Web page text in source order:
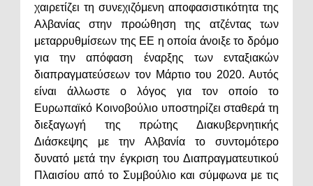
χαιρετίζει τη συνεχιζόμενη αποφασιστικότητα της
Αλβανίας στην προώθηση της ατζέντας των
μεταρρυθμίσεων της ΕΕ η οποία άνοιξε το δρόμο
για την απόφαση έναρξης των ενταξιακών
διαπραγματεύσεων τον Μάρτιο του 2020. Αυτός
είναι άλλωστε ο λόγος για τον οποίο το
Ευρωπαϊκό Κοινοβούλιο υποστηρίζει σταθερά τη
διεξαγωγή της πρώτης Διακυβερνητικής
Διάσκεψης με την Αλβανία το συντομότερο
δυνατό μετά την έγκριση του Διαπραγματευτικού
Πλαισίου από το Συμβούλιο και σύμφωνα με τις